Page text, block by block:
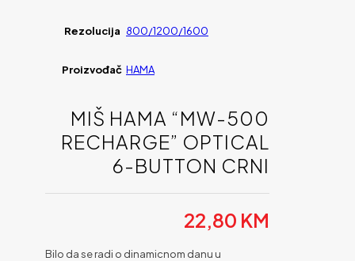
Rezolucija 800/1200/1600
Proizvođač HAMA
MIŠ HAMA “MW-500
RECHARGE” OPTICAL
6-BUTTON CRNI
22,80 KM
Bilo da se radi o dinamicnom danu u